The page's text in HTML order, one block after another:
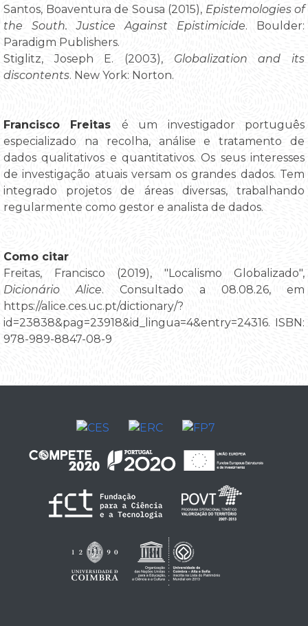
Santos, Boaventura de Sousa (2015), Epistemologies of
the South. Justice Against Epistimicide. Boulder:
Paradigm Publishers.
Stiglitz, Joseph E. (2003), Globalization and its
discontents. New York: Norton.
Francisco Freitas é um investigador português
especializado na recolha, análise e tratamento de
dados qualitativos e quantitativos. Os seus interesses
de investigação atuais versam os grandes dados. Tem
integrado projetos de áreas diversas, trabalhando
regularmente como gestor e analista de dados.
Como citar
Freitas, Francisco (2019), "Localismo Globalizado",
Dicionário Alice. Consultado a 08.08.26, em
https://alice.ces.uc.pt/dictionary/?
id=23838&pag=23918&id_lingua=4&entry=24316. ISBN:
978-989-8847-08-9